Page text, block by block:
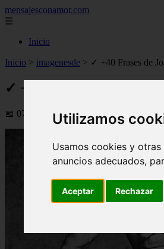
Utilizamos
Usamos cookies y
anuncios adecuados,
Aceptar Rechazar
mensajesconamor.com
☰
Inicio
Inicio > imagenesde > ✓ +40 Frases de
✓ +40 Frases de Joaquín
📅 07/09/2025